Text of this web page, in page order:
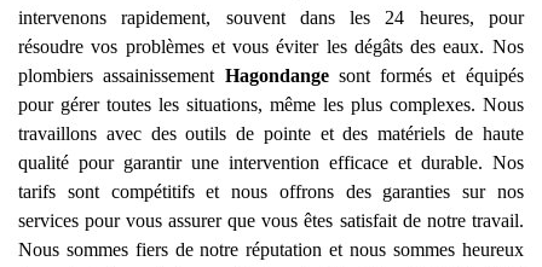
intervenons rapidement, souvent dans les 24 heures, pour
résoudre vos problèmes et vous éviter les dégâts des eaux. Nos
plombiers assainissement Hagondangesont formés et équipés
pour gérer toutes les situations, même les plus complexes. Nous
travaillons avec des outils de pointe et des matériels de haute
qualité pour garantir une intervention efficace et durable. Nos
tarifs sont compétitifs et nous offrons des garanties sur nos
services pour vous assurer que vous êtes satisfait de notre travail.
Nous sommes fiers de notre réputation et nous sommes heureux